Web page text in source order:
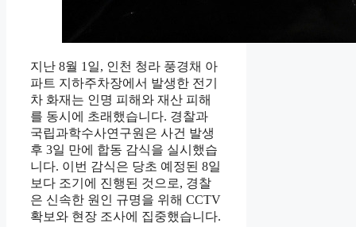
지난 8월 1일, 인천 청라 풍경채 아
파트 지하주차장에서 발생한 전기
차 화재는 인명 피해와 재산 피해
를 동시에 초래했습니다. 경찰과
국립과학수사연구원은 사건 발생
후 3일 만에 합동 감식을 실시했습
니다. 이번 감식은 당초 예정된 8일
보다 조기에 진행된 것으로, 경찰
은 신속한 원인 규명을 위해 CCTV
확보와 현장 조사에 집중했습니다.